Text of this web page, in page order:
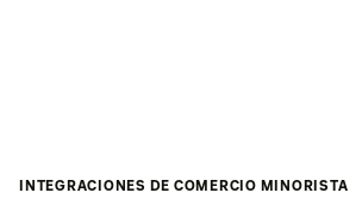
INTEGRACIONES DE COMERCIO MINORISTA